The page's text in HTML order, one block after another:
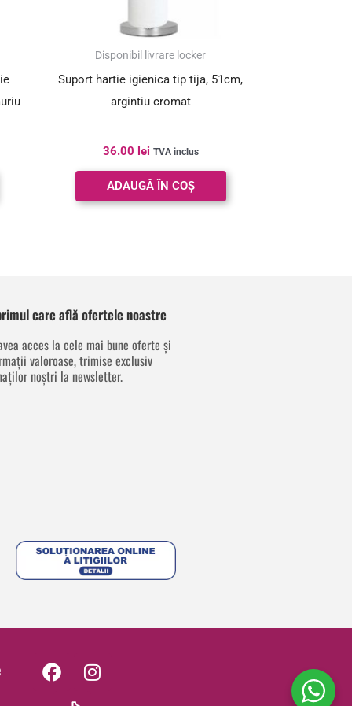
Disponibil livrare locker
Suport hartie igienica tip tija, 51cm,
argintiu cromat
36.00 lei TVA inclus
ADAUGĂ ÎN COȘ
care află ofertele noastre
acces la cele mai bune oferte și
valoroase, trimise exclusiv
noștri la newsletter.
a
n